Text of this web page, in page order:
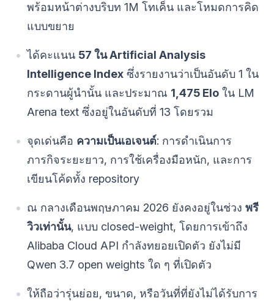
พร้อมหน้าต่างบริบท 1M โทเค็น และโหมดการคิด
แบบขยาย
ได้คะแนน 57 ใน Artificial Analysis
Intelligence Index ซึ่งรายงานว่าเป็นอันดับ 1 ใน
กระดานผู้นำนั้น และประมาณ 1,475 Elo ใน LM
Arena text ซึ่งอยู่ในอันดับที่ 13 โดยรวม
จุดเด่นคือ ความเป็นเอเจนต์: การดำเนินการ
ภารกิจระยะยาว, การใช้เครื่องมือหนัก, และการ
เขียนโค้ดทั้ง repository
ณ กลางเดือนพฤษภาคม 2026 ยังคงอยู่ในช่วง พรี
วิวเท่านั้น, แบบ closed-weight, โดยการเข้าถึง
Alibaba Cloud API กำลังทยอยเปิดตัว ยังไม่มี
Qwen 3.7 open weights ใด ๆ ที่เปิดตัว
ให้ถือว่ารุ่นย่อย, ขนาด, หรือวันที่ที่ยังไม่ได้รับการ